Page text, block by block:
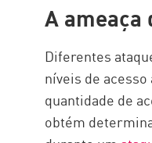
A ameaça
Diferentes
níveis de acesso
quantidade de
obtém